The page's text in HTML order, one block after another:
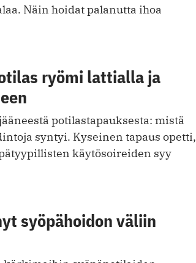
Näin hoidat palanutta ihoa
ryömi lattialla ja
potilastapauksesta: mistä
syntyi. ­Kyseinen tapaus opetti,
käytös­oireiden syy
syöpähoidon väliin